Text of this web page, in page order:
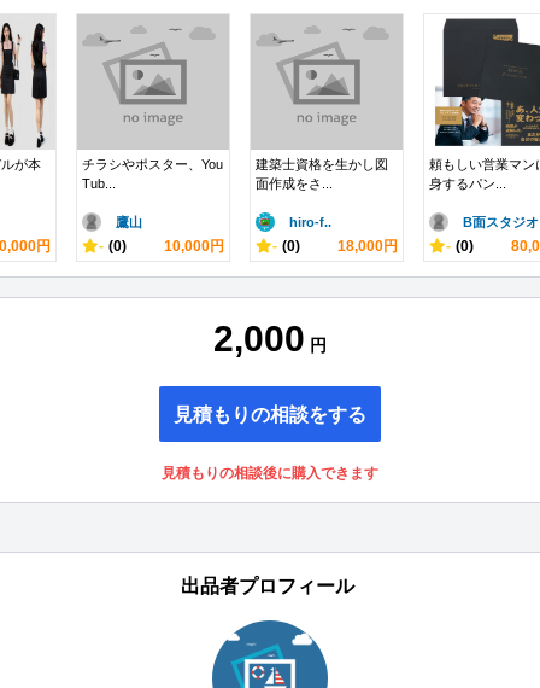
が本
円
チラシやポスター、You
Tub...
鷹山
- (0) 10,000円
建築士資格を生かし図
面作成をさ...
hiro-f..
- (0) 18,000円
頼もしい営業マン
身するパン...
B面スタジオ
- (0)
2,000 円
見積もりの相談をする
見積もりの相談後に購入できます
出品者プロフィール